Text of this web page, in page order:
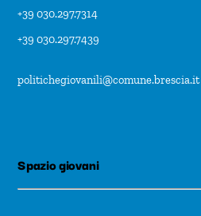
+39 030.297.7314
+39 030.297.7439
politichegiovanili@comune.brescia.it
Spazio giovani